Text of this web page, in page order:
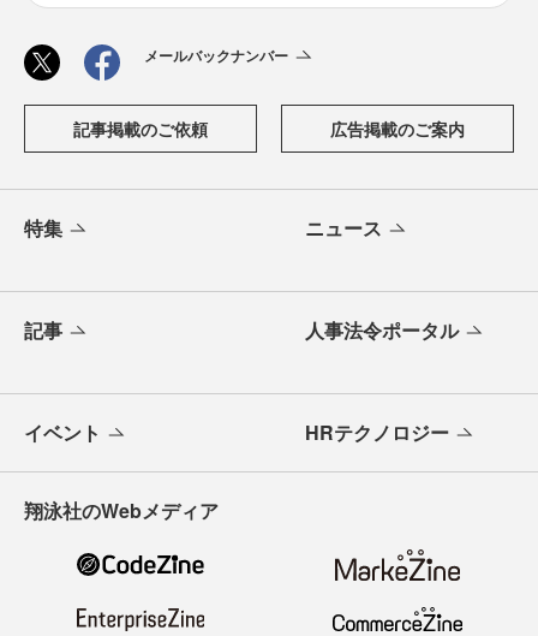
メールバックナンバー
記事掲載のご依頼 広告掲載のご案内
特集 ニュース
記事 人事法令ポータル
イベント HRテクノロジー
翔泳社のWebメディア